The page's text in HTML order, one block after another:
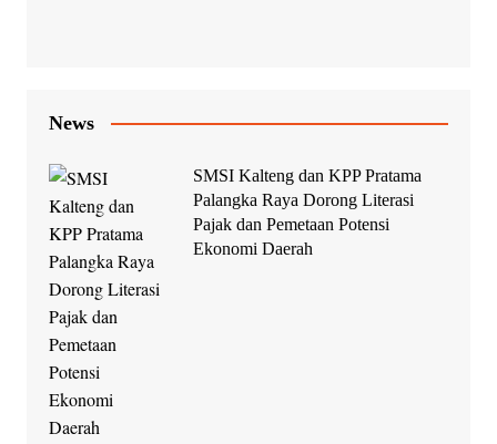
News
SMSI Kalteng dan KPP Pratama
Palangka Raya Dorong Literasi
Pajak dan Pemetaan Potensi
Ekonomi Daerah